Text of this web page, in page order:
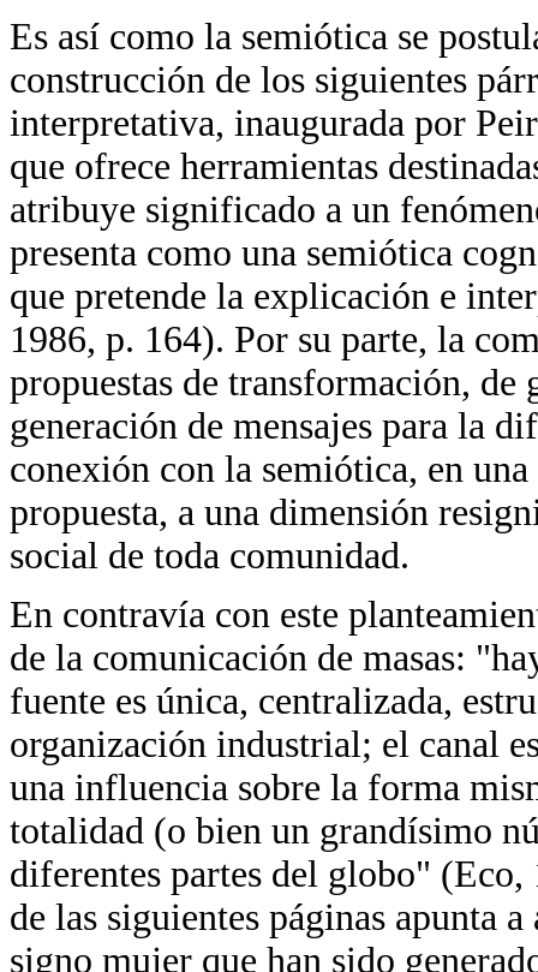
Es así como la semiótica se
construcción de los siguientes
interpretativa, inaugurada por
que ofrece herramientas
atribuye significado a un
presenta como una semiótica
que pretende la explicación e
1986, p. 164). Por su parte, la
propuestas de transformación,
generación de mensajes para la
conexión con la semiótica, en
propuesta, a una dimensión
social de toda comunidad.
En contravía con este
de la comunicación de masas:
fuente es única, centralizada,
organización industrial; el canal
una influencia sobre la forma
totalidad (o bien un grandísimo
diferentes partes del globo"
de las siguientes páginas apunta
signo mujer que han sido